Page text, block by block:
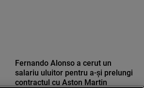
Fernando Alonso a cerut un
salariu uluitor pentru a-și prelungi
contractul cu Aston Martin